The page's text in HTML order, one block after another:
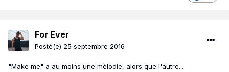
For Ever
Posté(e) 25 septembre 2016
"Make me" a au moins une mélodie, alors que l'autre...